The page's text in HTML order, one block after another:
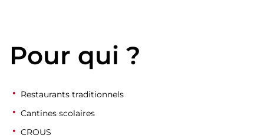
Pour qui ?
Restaurants traditionnels
Cantines scolaires
CROUS